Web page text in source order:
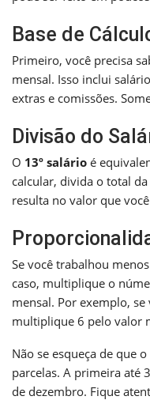
Base de
Primeiro, você precisa
mensal. Isso inclui
extras e comissões.
Divisão do
O 13º salário é
calcular, divida o total
resulta no valor que
Se você trabalhou
caso, multiplique o
mensal. Por exemplo,
multiplique 6 pelo valor
Não se esqueça de que
parcelas. A primeira até
de dezembro. Fique